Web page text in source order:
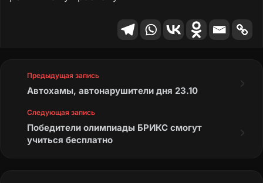
Предыдущая запись
Автохамы, автонарушители дня 23.10
Следующая запись
Победители олимпиады БРИКС смогут
учиться бесплатно